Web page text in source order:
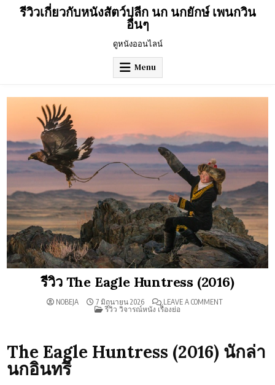
รีวิวเกี่ยวกับหนังสัตว์ปลีก นก นกยักษ์ เพนกวิน
อื่นๆ
ดูหนังออนไลน์
Menu
รีวิว The Eagle Huntress (2016)
NOBEJA 7 มิถุนายน 2026 LEAVE A COMMENTON
POSTED
รีวิว วิจารณ์หนัง เรื่องย่อ
The Eagle Huntress (2016) นักล่า
นกอินทรี